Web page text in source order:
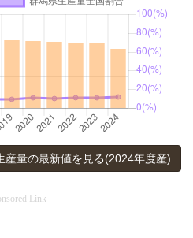
産量の最新値を見る(2024年度産)
Link